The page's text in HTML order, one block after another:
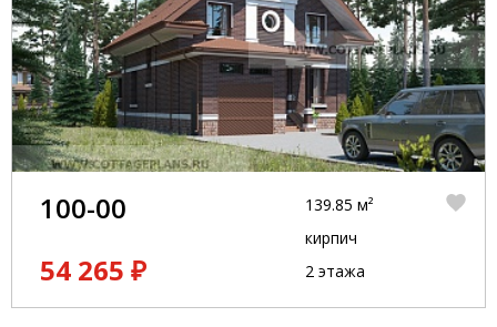
100-00
54 265 ₽
139.85 м²
кирпич
2 этажа